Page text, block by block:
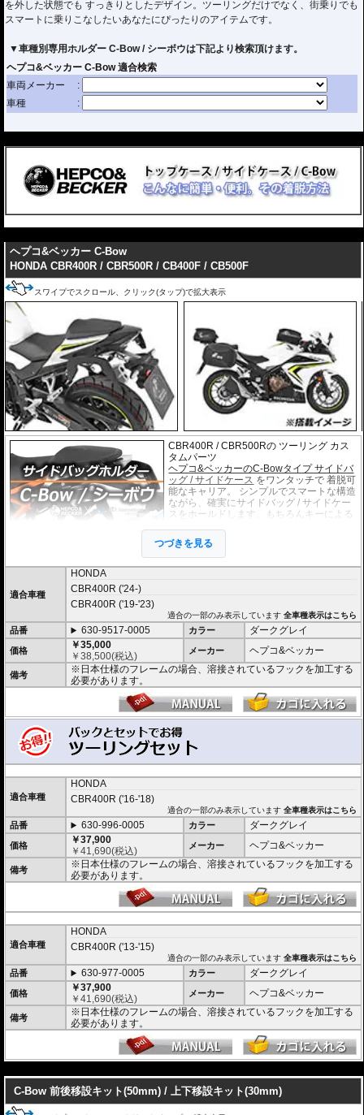
を外した状態でも すっきりとしたデザイン。ツーリングだけでなく、街乗りでも
スマートに乗りこなしたいあなたにぴったりのアイテムです。
▼車種別専用ホルダー C-Bow / シーボウは下記より検索頂けます。
ヘプコ&ベッカー C-Bow
HONDA CBR400R / CBR500R / CB400F / CB500F
スワイプでスクロール、クリック(タップ)で拡大表示
CBR400R / CBR500Rの ツーリング カス
タムパーツ
ヘプコ&ベッカーのC-Bowタイプ サイドバ
ッグ / サイドケース をワンタッチで 着脱可
能なキャリア。 シンプルでスマートな構造
ながら、確実にサイドバッグ / サイドケー
スをホールドします。もちろんキーによる
計品。高耐久パウダー塗装仕上げ。
※耐加重 : 片側 5kg (ケース、バッグの自重を除く)
※サイドケースは別売です。こちらからお求め下さい。
※バッグの搭載位置を 50mm 前方または後方、30mm 上方または下方に移設す
る移設キット(オプション)もあります。
つづきを見る
適合車種
HONDA
CBR400R ('24-)
CBR400R ('19-'23)
適合の一部のみ表示しています全車種表示はこちら
品番 630-9517-0005 カラー ダークグレイ
価格
￥35,000
￥38,500(税込) メーカー ヘプコ&ベッカー
備考
※日本仕様のフレームの場合、溶接されているフックを加工する
必要があります。
C-Bowとバッグがセットになったお得なツーリングセット。
バッグは下記の中から選択できます。
バッグ名をクリックすると各バッグの詳細ページを開きます。
ストリートP
remium
630-9517-640
￥69,000
￥75,900(税込)
6,600円お得!!
CBR400R/CBR500R ('19-)
スピード
630-9517-620 セット価格
￥82,000
￥90,200(税込)
7,810円お得!!
CBR400R/CBR500R ('19-)
オービット 630-9517-293 セット価格
￥88,000
￥96,800(税込)
8,800円お得!!
CBR400R/CBR500R ('19-)
適合車種
HONDA
CBR400R ('16-'18)
適合の一部のみ表示しています全車種表示はこちら
品番 630-996-0005 カラー ダークグレイ
価格
￥37,900
￥41,690(税込) メーカー ヘプコ&ベッカー
備考
※日本仕様のフレームの場合、溶接されているフックを加工する
必要があります。
適合車種
HONDA
CBR400R ('13-'15)
適合の一部のみ表示しています全車種表示はこちら
品番 630-977-0005 カラー ダークグレイ
価格
￥37,900
￥41,690(税込) メーカー ヘプコ&ベッカー
備考
※日本仕様のフレームの場合、溶接されているフックを加工する
必要があります。
C-Bow 前後移設キット(50mm) / 上下移設キット(30mm)